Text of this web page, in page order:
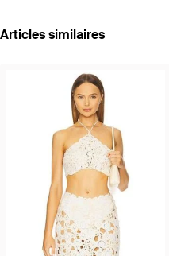
Articles similaires